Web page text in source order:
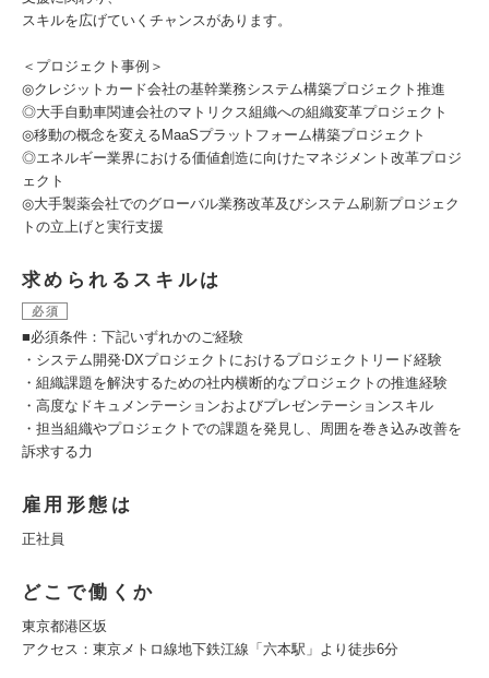
スキルを広げていくチャンスがあります。
＜プロジェクト事例＞
◎クレジットカード会社の基幹業務システム構築プロジェクト推進
◎⼤⼿⾃動⾞関連会社のマトリクス組織への組織変⾰プロジェクト
◎移動の概念を変えるMaaSプラットフォーム構築プロジェクト
◎エネルギー業界における価値創造に向けたマネジメント改⾰プロジ
ェクト
◎⼤⼿製薬会社でのグローバル業務改⾰及びシステム刷新プロジェク
トの⽴上げと実⾏⽀援
求められるスキルは
必須
■必須条件：下記いずれかのご経験
・システム開発‧DXプロジェクトにおけるプロジェクトリード経験
・組織課題を解決するための社内横断的なプロジェクトの推進経験
・⾼度なドキュメンテーションおよびプレゼンテーションスキル
・担当組織やプロジェクトでの課題を発⾒し、周囲を巻き込み改善を
訴求する⼒
雇用形態は
正社員
どこで働くか
東京都港区坂
アクセス：東京メトロ線地下鉄江線「六本駅」より徒歩6分